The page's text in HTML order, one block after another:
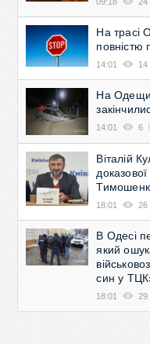
На трасі
повністю
14:01 14
На
14:01 6
Віталій
18:01 26
В Одесі
який
син у
18:01 29